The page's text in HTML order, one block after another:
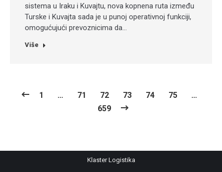
sistema u Iraku i Kuvajtu, nova kopnena ruta između
Turske i Kuvajta sada je u punoj operativnoj funkciji,
omogućujući prevoznicima da…
Više
1 … 71 72 73 74 75
…
659
Klaster Logistika